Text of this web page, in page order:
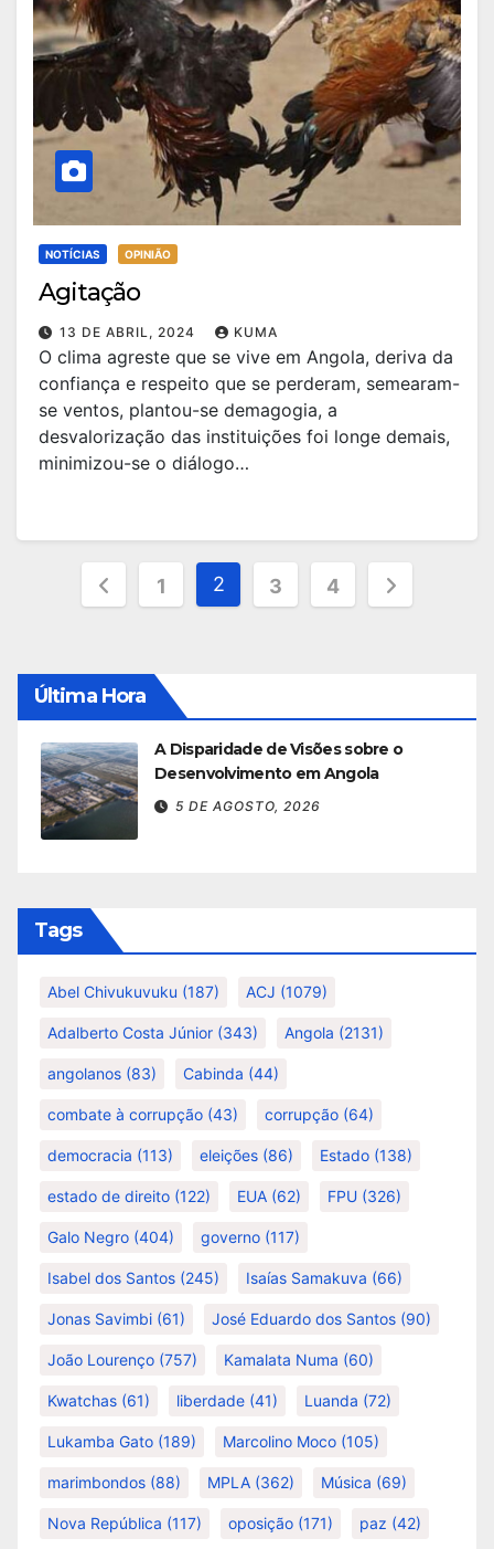
NOTÍCIAS OPINIÃO
Agitação
13 DE ABRIL, 2024 KUMA
O clima agreste que se vive em Angola, deriva da
confiança e respeito que se perderam, semearam-
se ventos, plantou-se demagogia, a
desvalorização das instituições foi longe demais,
minimizou-se o diálogo…
Paginação
conteúdos
1 2 3 4
Última Hora
A Disparidade de Visões sobre o
Desenvolvimento em Angola
5 DE AGOSTO, 2026
Tags
Abel Chivukuvuku (187) ACJ (1079)
Adalberto Costa Júnior (343) Angola (2131)
angolanos (83) Cabinda (44)
combate à corrupção (43) corrupção (64)
democracia (113) eleições (86) Estado (138)
estado de direito (122) EUA (62) FPU (326)
Galo Negro (404) governo (117)
Isabel dos Santos (245) Isaías Samakuva (66)
Jonas Savimbi (61) José Eduardo dos Santos (90)
João Lourenço (757) Kamalata Numa (60)
Kwatchas (61) liberdade (41) Luanda (72)
Lukamba Gato (189) Marcolino Moco (105)
marimbondos (88) MPLA (362) Música (69)
Nova República (117) oposição (171) paz (42)